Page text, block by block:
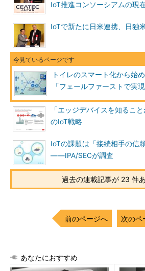
IoT推進コンソーシアムの現
IoTで新たに日米連携、日独
トイレのスマート化から始
「フェールファーストで実現
「エッジデバイスを知るこ
のIoT戦略
IoTの課題は「接続相手の信
――IPA/SECが調査
過去の連載記事が 23 件
前のページへ 次のペ
あなたにおすすめ